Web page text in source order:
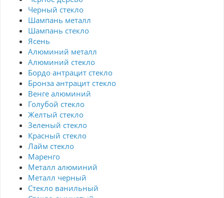
Черный стекло
Шампань металл
Шампань стекло
Ясень
Алюминий металл
Алюминий стекло
Бордо антрацит стекло
Бронза антрацит стекло
Венге алюминий
Голубой стекло
Желтый стекло
Зеленый стекло
Красный стекло
Лайм стекло
Маренго
Металл алюминий
Металл черный
Стекло ванильный